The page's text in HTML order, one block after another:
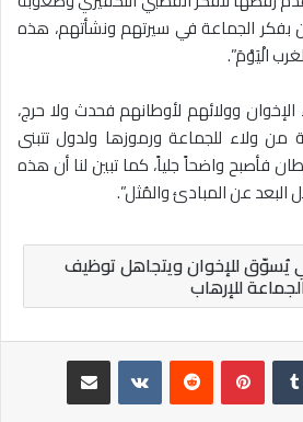
بفكر الجماعة في سيرتهم ونشأتهم، هذه
الْيَوْمَ”.
وولائهم لأوطانهم فحدث ولا حرج،
ولاء للجماعة ورموزها ولدول تتبنى
فأصبح واضحاً جلياً، كما تبين لنا أن هذه
عن المبادئ والمُثل”.
للإخوان ويتجاهل توظيف
للإرهاب
بينتيريست
مشاركة عبر البريد